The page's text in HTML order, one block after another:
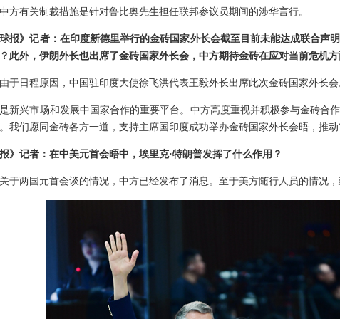
方有关制裁措施是针对鲁比奥先生担任联邦参议员期间的涉华言行。
报》记者：在印度新德里举行的金砖国家外长会截至目前未能达成联合声
此外，伊朗外长也出席了金砖国家外长会，中方期待金砖在应对当前危机
于日程原因，中国驻印度大使徐飞洪代表王毅外长出席此次金砖国家外长会
新兴市场和发展中国家合作的重要平台。中方高度重视并积极参与金砖合
我们愿同金砖各方一道，支持主席国印度成功举办金砖国家外长会晤，推动
报》记者：在中美元首会晤中，埃里克·特朗普发挥了什么作用？
于两国元首会谈的情况，中方已经发布了消息。至于美方随行人员的情况，